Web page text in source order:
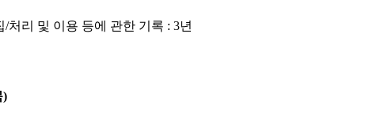
처리 및 이용 등에 관한 기록 : 3년
)